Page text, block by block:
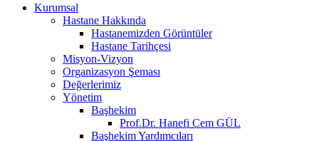
Kurumsal
Hastane Hakkında
Hastanemizden Görüntüler
Hastane Tarihçesi
Misyon-Vizyon
Organizasyon Şeması
Değerlerimiz
Yönetim
Başhekim
Prof.Dr. Hanefi Cem GÜL
Başhekim Yardımcıları